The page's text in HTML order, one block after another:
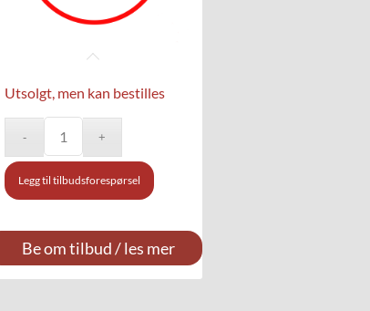
Utsolgt, men kan bestilles
Legg til tilbudsforespørsel
Be om tilbud / les mer